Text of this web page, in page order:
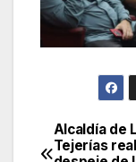
Alcaldía de
Tejerías